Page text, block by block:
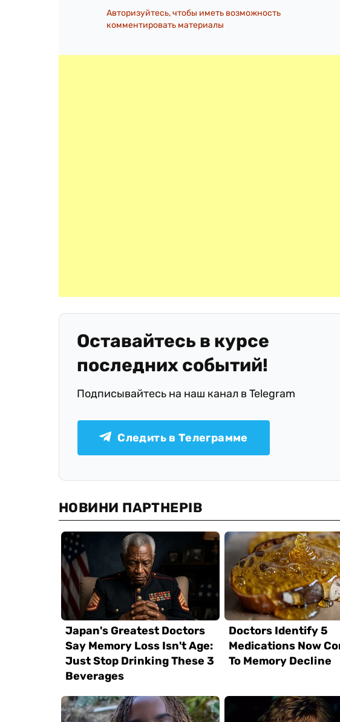
Авторизуйтесь, чтобы иметь возможность
комментировать материалы
Оставайтесь в курсе
последних событий!
Подписывайтесь на наш канал в Telegram
Следить в Телеграмме